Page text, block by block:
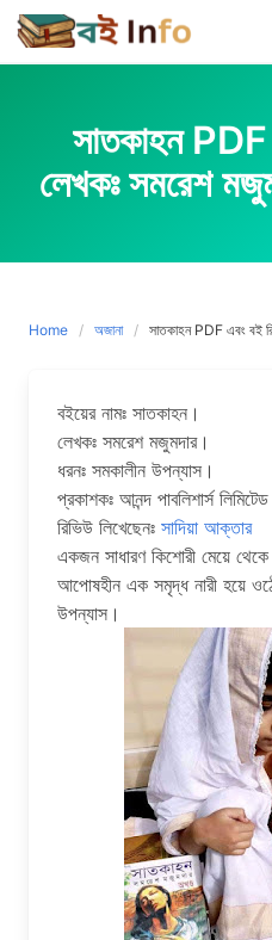
Skip
to
content
সাতকাহন PDF
লেখকঃ সমরেশ
Home অজানা সাতকাহন PDF এবং বই
বইয়ের নামঃ সাতকাহন।
লেখকঃ সমরেশ মজুমদার।
ধরনঃ সমকালীন উপন্যাস।
প্রকাশকঃ আনন্দ পাবলিশার্স
রিভিউ লিখেছেনঃ সাদিয়া আক্তার
একজন সাধারণ কিশোরী মেয়ে থেকে
আপোষহীন এক সমৃদ্ধ নারী হয়ে
উপন্যাস।